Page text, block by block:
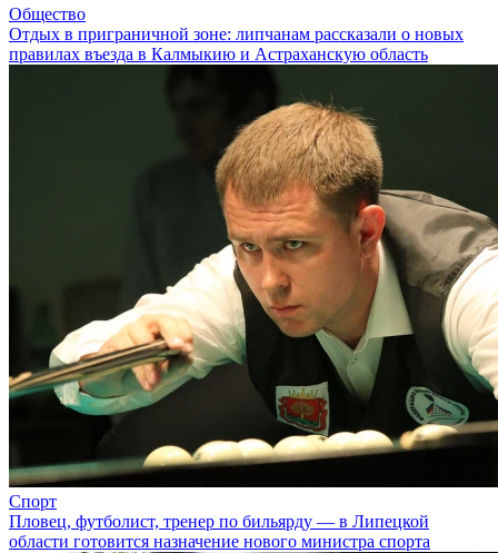
Общество
Отдых в приграничной зоне: липчанам рассказали о новых
правилах въезда в Калмыкию и Астраханскую область
Спорт
Пловец, футболист, тренер по бильярду — в Липецкой
области готовится назначение нового министра спорта